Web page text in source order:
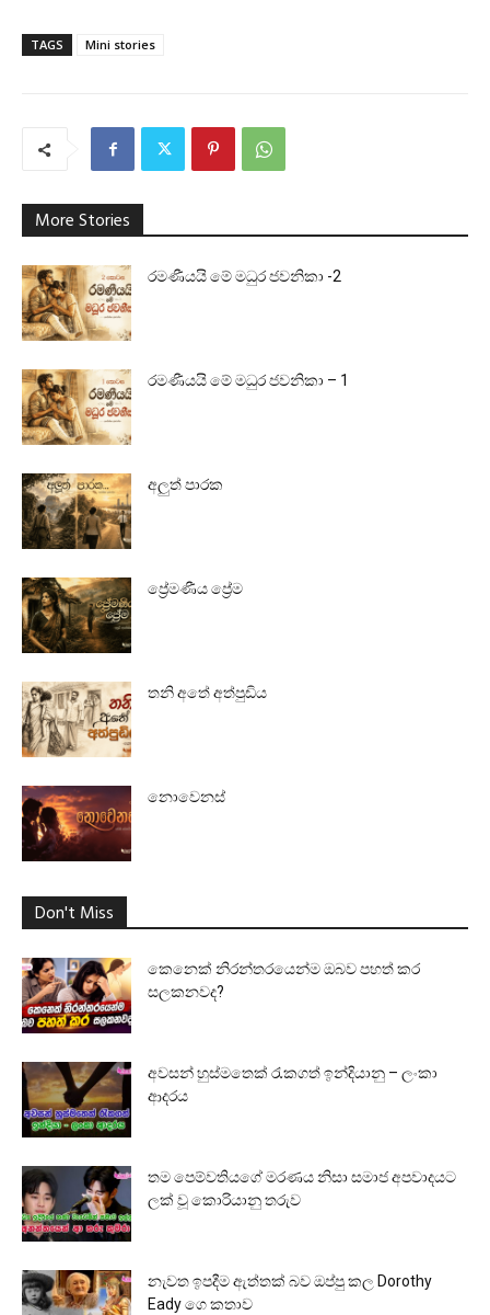
TAGS Mini stories
More Stories
රමණීයයි මේ මධුර ජවනිකා -2
රමණීයයි මේ මධුර ජවනිකා – 1
අලුත් පාරක
ප්‍රේමණීය ප්‍රේම
තනි අතේ අත්පුඩිය
නොවෙනස්
Don't Miss
කෙනෙක් නිරන්තරයෙන්ම ඔබව පහත් කර
සලකනවද?
අවසන් හුස්මතෙක් රැකගත් ඉන්දියානු – ලංකා
ආදරය
තම පෙම්වතියගේ මරණය නිසා සමාජ අපවාදයට
ලක් වූ කොරියානු තරුව
නැවත ඉපදීම ඇත්තක් බව ඔප්පු කල Dorothy
Eady ගෙ කතාව